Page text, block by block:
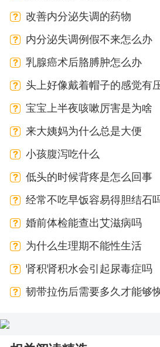
改善内分泌失调的药物
内分泌失调例假不来怎么办
乳腺癌术后胳膊肿怎么办
头上好像戴着帽子的感觉有
因
宝宝上半夜咳嗽厉害是为啥
来大姨妈为什么总是大便
小孩腹泻吃什么
低头的时候背疼是怎么回事
经常不吃早饭容易得胆结石
婚前体检能查出艾滋病吗
为什么生理期不能性生活
肾积肾积水会引起尿毒症吗
韧带拉伤后需要多久才能够